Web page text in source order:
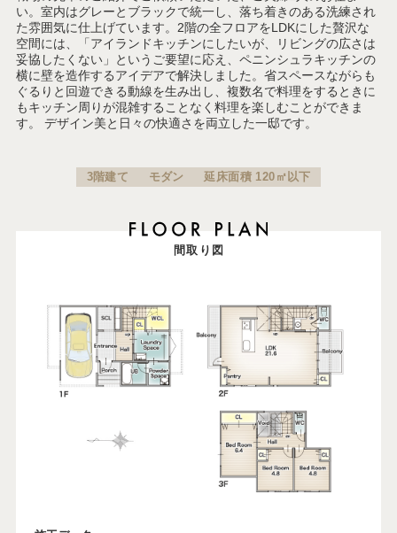
い。室内はグレーとブラックで統一し、落ち着きのある洗練され
た雰囲気に仕上げています。2階の全フロアをLDKにした贅沢な
空間には、「アイランドキッチンにしたいが、リビングの広さは
妥協したくない」というご要望に応え、ペニンシュラキッチンの
横に壁を造作するアイデアで解決しました。省スペースながらも
ぐるりと回遊できる動線を生み出し、複数名で料理をするときに
もキッチン周りが混雑することなく料理を楽しむことができま
す。 デザイン美と日々の快適さを両立した一邸です。
3階建て モダン 延床面積 120㎡以下
間取り図